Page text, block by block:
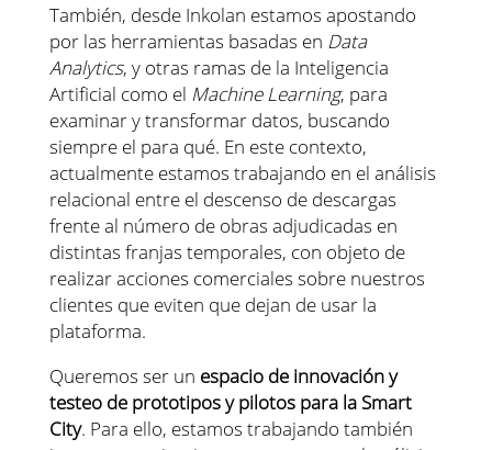
También, desde Inkolan estamos apostando
por las herramientas basadas en Data
Analytics, y otras ramas de la Inteligencia
Artificial como el Machine Learning, para
examinar y transformar datos, buscando
siempre el para qué. En este contexto,
actualmente estamos trabajando en el análisis
relacional entre el descenso de descargas
frente al número de obras adjudicadas en
distintas franjas temporales, con objeto de
realizar acciones comerciales sobre nuestros
clientes que eviten que dejan de usar la
plataforma.
Queremos ser un espacio de innovación y
testeo de prototipos y pilotos para la Smart
City. Para ello, estamos trabajando también